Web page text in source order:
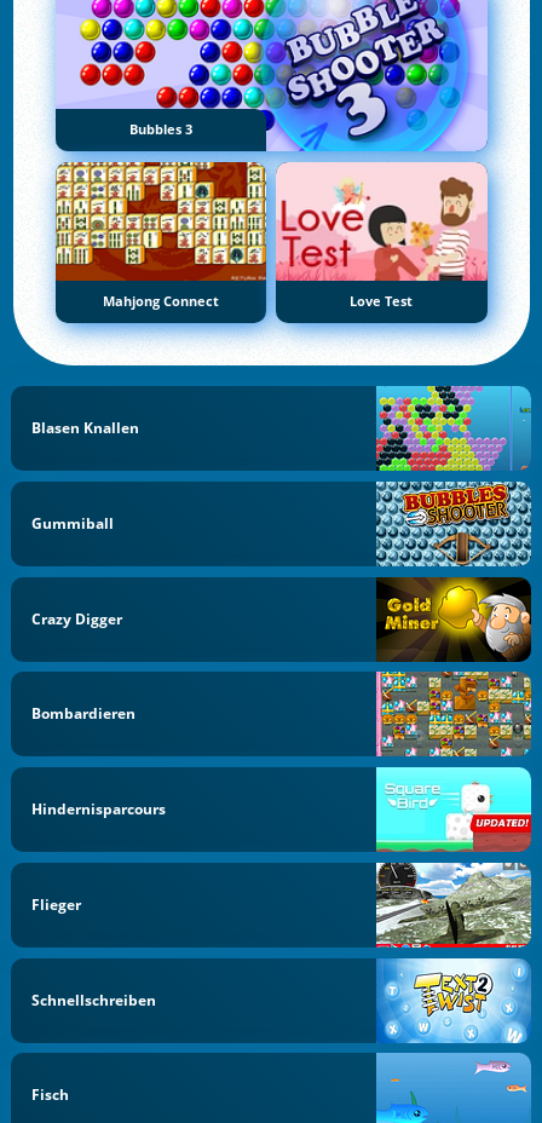
Bubbles 3
Mahjong Connect Love Test
Blasen Knallen
Gummiball
Crazy Digger
Bombardieren
Hindernisparcours
Flieger
Schnellschreiben
Fisch